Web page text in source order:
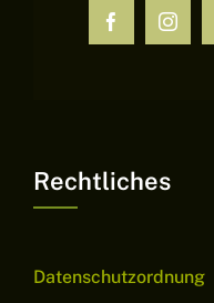
Rechtliches
Datenschutzordnung